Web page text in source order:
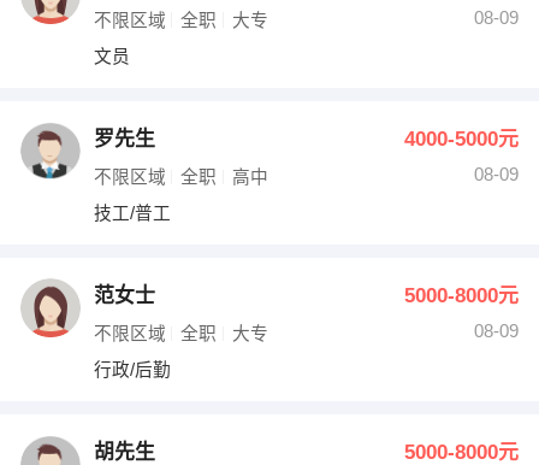
不限区域 全职 大专
08-09
文员
罗先生 4000-5000元
不限区域 全职 高中
08-09
技工/普工
范女士 5000-8000元
不限区域 全职 大专
08-09
行政/后勤
胡先生 5000-8000元